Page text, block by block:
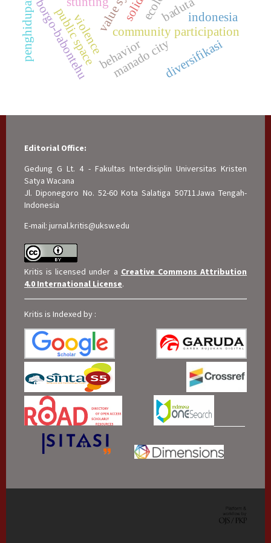
community participation
manado city
violence
public space
borgo-babontehu
penghidupan diversifikasi
baduta
behavior
indonesia
Editorial Office:
Gedung G Lt. 4 - Fakultas Interdisiplin Universitas Kristen
Satya Wacana
Jl. Diponegoro No. 52-60 Kota Salatiga 50711Jawa Tengah-
Indonesia
E-mail: jurnal.kritis@uksw.edu
Kritis is licensed under a Creative Commons Attribution
4.0 International License.
Kritis is Indexed by :